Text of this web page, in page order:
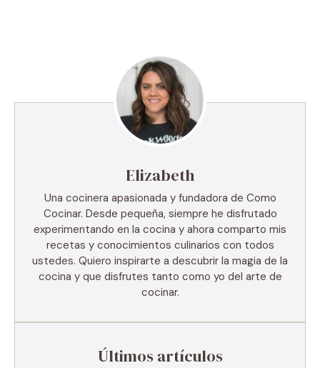
Elizabeth
Una cocinera apasionada y fundadora de Como
Cocinar. Desde pequeña, siempre he disfrutado
experimentando en la cocina y ahora comparto mis
recetas y conocimientos culinarios con todos
ustedes. Quiero inspirarte a descubrir la magia de la
cocina y que disfrutes tanto como yo del arte de
cocinar.
Últimos artículos